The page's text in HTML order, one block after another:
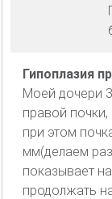
Гипоплазия
Моей дочери 3
правой
при этом
мм(делаем
показывает
продолжать